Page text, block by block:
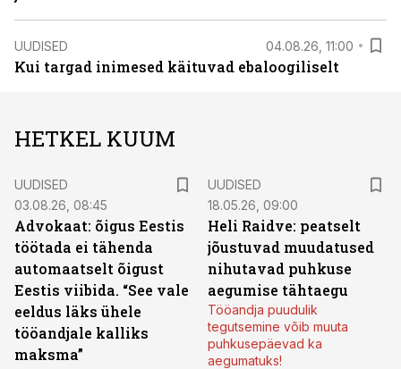
UUDISED 04.08.26, 11:00
Kui targad inimesed käituvad ebaloogiliselt
HETKEL KUUM
UUDISED
03.08.26, 08:45
Advokaat: õigus Eestis
töötada ei tähenda
automaatselt õigust
Eestis viibida. “See vale
eeldus läks ühele
tööandjale kalliks
maksma”
UUDISED
18.05.26, 09:00
Heli Raidve: peatselt
jõustuvad muudatused
nihutavad puhkuse
aegumise tähtaegu
Tööandja puudulik
tegutsemine võib muuta
puhkusepäevad ka
aegumatuks!